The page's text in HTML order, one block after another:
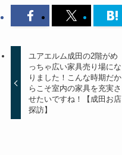
ユアエルム成田の2階がめ
っちゃ広い家具売り場にな
りました！こんな時期だか
らこそ室内の家具を充実さ
せたいですね！【成田お店
探訪】